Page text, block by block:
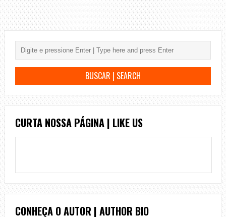
CURTA NOSSA PÁGINA | LIKE US
CONHEÇA O AUTOR | AUTHOR BIO